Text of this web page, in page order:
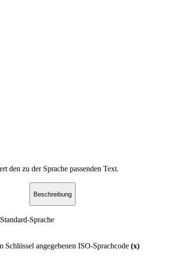
den zu der Sprache passenden Text.
Beschreibung
Sprache
Schlüssel angegebenen ISO-Sprachcode (x)